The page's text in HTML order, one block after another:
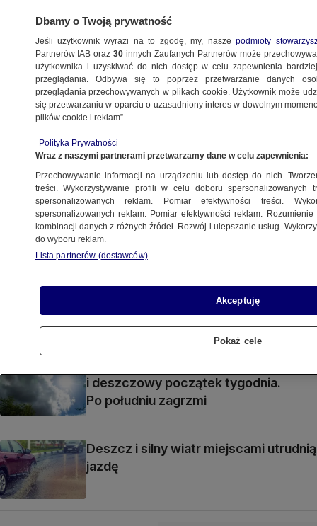
METEO
NAJNOWSZE
Dzień burzowy, noc deszczowa
W Ustroniu Morskim utworzył się
zalążek trąby wodnej
Pies, kot i nietoperz: sprawdź, jak
Miliony będą śledzić, jak przesuwa się
mrok
i deszczowy początek tygodnia.
Po południu zagrzmi
Deszcz i silny wiatr miejscami utrudnią
jazdę
Dbamy o Twoją prywatność
Jeśli użytkownik wyrazi na to zgodę, my, naszepodmioty
Partnerów IAB oraz30 innych Zaufanych Partnerów może
użytkownika i uzyskiwać do nich dostęp w celu zapewnienia
przeglądania. Odbywa się to poprzez przetwarzanie danych
przeglądania przechowywanych w plikach cookie. Użytkownik może
się przetwarzaniu w oparciu o uzasadniony interes w dowolnym
plików cookie i reklam”.
Polityka Prywatności
Wraz z naszymi partnerami przetwarzamy dane w celu zapewnienia:
Przechowywanie informacji na urządzeniu lub dostęp do nich.
treści. Wykorzystywanie profili w celu doboru spersonalizowanych
spersonalizowanych reklam. Pomiar efektywności treści.
spersonalizowanych reklam. Pomiar efektywności reklam.
kombinacji danych z różnych źródeł. Rozwój i ulepszanie usług.
do wyboru reklam.
Lista partnerów (dostawców)
Akceptuję
Pokaż cele